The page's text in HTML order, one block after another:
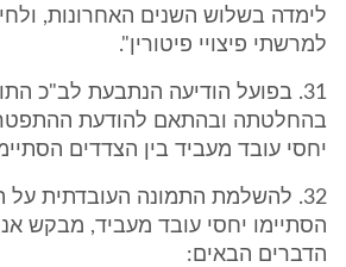
לימדה בשלוש השנים האחרונות,
למרשתי פיצויי פיטורין".
31. בפועל הודיעה הנתבעת לב"כ
יחסי עובד מעביד בין הצדדים
32. להשלמת התמונה העובדתית על
הסתיימו יחסי עובד מעביד, מבקש
הדברים הבאים: